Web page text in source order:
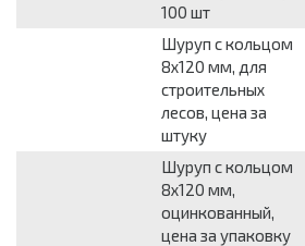
100 шт
Шуруп с кольцом
8х120 мм, для
строительных
лесов, цена за
штуку
Шуруп с кольцом
8х120 мм,
оцинкованный,
цена за упаковку